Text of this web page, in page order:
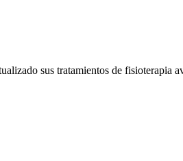
sus tratamientos de fisioterapia